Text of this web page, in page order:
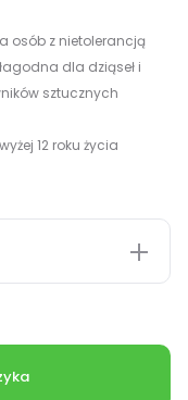
osób z nietolerancją
dla dziąseł i
sztucznych
12 roku życia